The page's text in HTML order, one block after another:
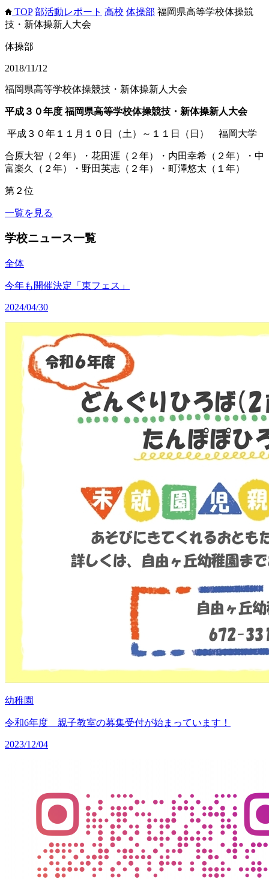
TOP 部活動レポート 高校 体操部 福岡県高等学校体操競
技・新体操新人大会
体操部
2018/11/12
福岡県高等学校体操競技・新体操新人大会
平成３０年度 福岡県高等学校体操競技・新体操新人大会
平成３０年１１月１０日（土）～１１日（日） 福岡大学
合原大智（２年）・花田涯（２年）・内田幸希（２年）・中
富楽久（２年）・野田英志（２年）・町澤悠太（１年）
第２位
一覧を見る
学校ニュース一覧
全体
今年も開催決定「東フェス」
2024/04/30
幼稚園
令和6年度 親子教室の募集受付が始まっています！
2023/12/04